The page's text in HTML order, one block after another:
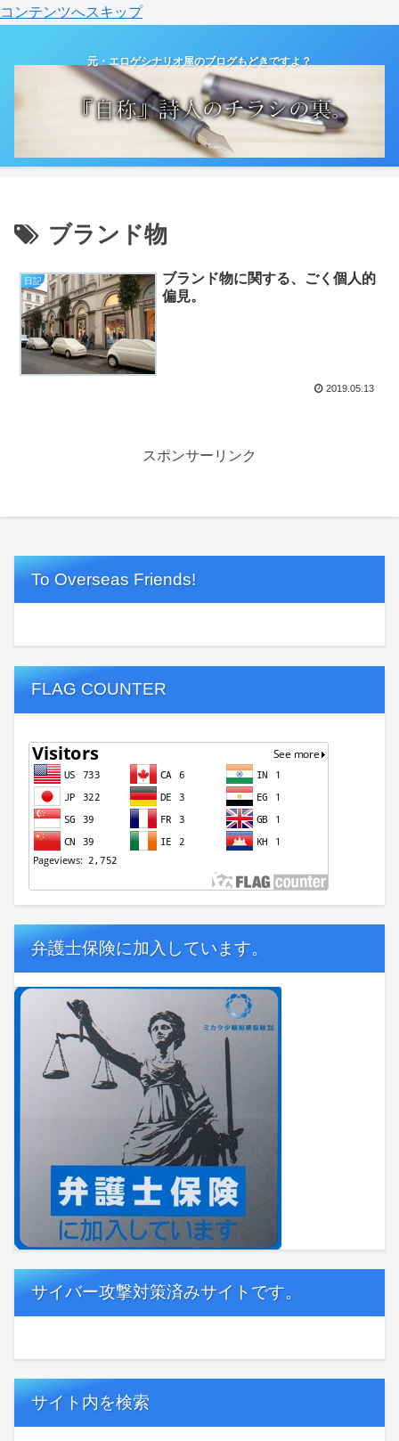
コンテンツへスキップ
元・エロゲシナリオ屋のブログもどきですよ？
ブランド物
日記
ブランド物に関する、ごく個人的
偏見。
2019.05.13
スポンサーリンク
To Overseas Friends!
FLAG COUNTER
弁護士保険に加入しています。
サイバー攻撃対策済みサイトです。
サイト内を検索